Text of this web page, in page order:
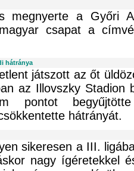
megnyerte a Győri
csapat a
hátránya
játszott az őt
az Illovszky Stadion
pontot
hátrányát.
sikeresen a III.
nagy ígéretekkel